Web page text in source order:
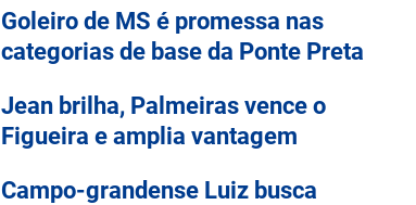
Goleiro de MS é promessa nas
categorias de base da Ponte Preta
Jean brilha, Palmeiras vence o
Figueira e amplia vantagem
Campo-grandense Luiz busca